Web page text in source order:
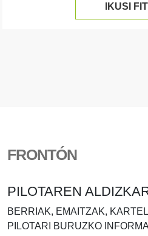
IKUSI
FRONTÓN
PILOTAREN
BERRIAK, EMAITZAK,
PILOTARI BURUZKO